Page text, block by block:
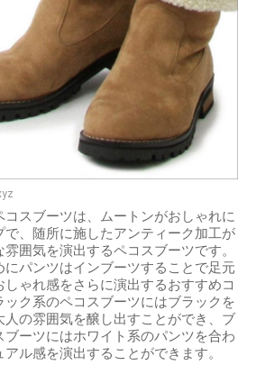
コスブーツは、ムートンがおしゃれに
で、随所に施したアンティーク加工が
囲気を演出するペコスブーツです。
にパンツはインブーツすることで足元
ゃれ感をさらに演出するおすすめコ
ク系のペコスブーツにはブラックを
の雰囲気を醸し出すことができ、ブ
ーツにはホワイト系のパンツを合わ
ル感を演出することができます。